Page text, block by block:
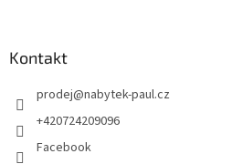
Kontakt
prodej@nabytek-paul.cz
+420724209096
Facebook